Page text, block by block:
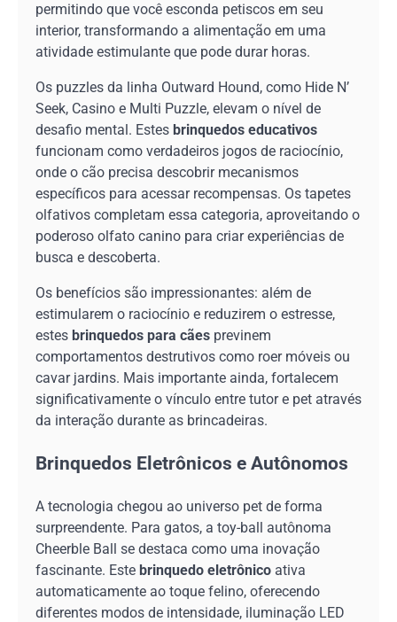
permitindo que você esconda petiscos em seu
interior, transformando a alimentação em uma
atividade estimulante que pode durar horas.
Os puzzles da linha Outward Hound, como Hide N’
Seek, Casino e Multi Puzzle, elevam o nível de
desafio mental. Estes brinquedos educativos
funcionam como verdadeiros jogos de raciocínio,
onde o cão precisa descobrir mecanismos
específicos para acessar recompensas. Os tapetes
olfativos completam essa categoria, aproveitando o
poderoso olfato canino para criar experiências de
busca e descoberta.
Os benefícios são impressionantes: além de
estimularem o raciocínio e reduzirem o estresse,
estes brinquedos para cães previnem
comportamentos destrutivos como roer móveis ou
cavar jardins. Mais importante ainda, fortalecem
significativamente o vínculo entre tutor e pet através
da interação durante as brincadeiras.
Brinquedos Eletrônicos e Autônomos
A tecnologia chegou ao universo pet de forma
surpreendente. Para gatos, a toy-ball autônoma
Cheerble Ball se destaca como uma inovação
fascinante. Este brinquedo eletrônico ativa
automaticamente ao toque felino, oferecendo
diferentes modos de intensidade, iluminação LED